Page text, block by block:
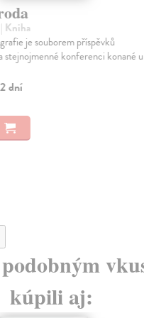
| Kniha
je souborem příspěvků
stejnojmenné konferenci konané u
dní
kúpili aj: